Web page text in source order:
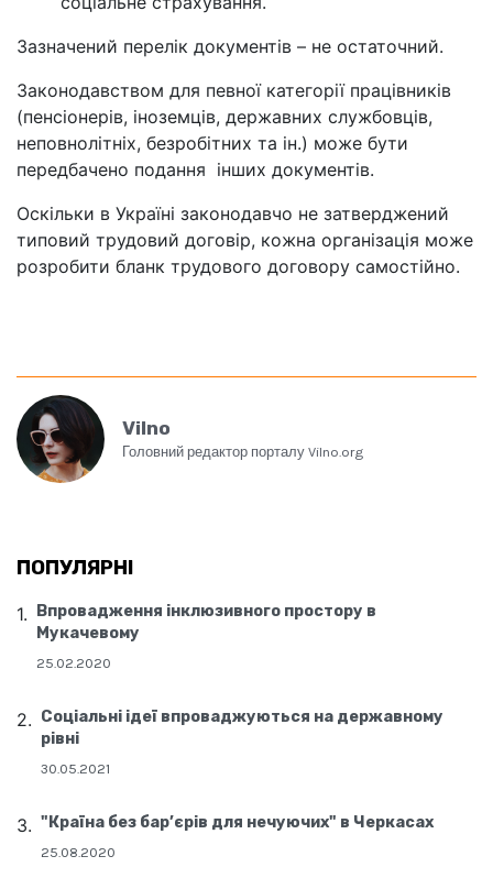
Зазначений перелік документів – не остаточний.
Законодавством для певної категорії працівників
(пенсіонерів, іноземців, державних службовців,
неповнолітніх, безробітних та ін.) може бути
передбачено подання інших документів.
Оскільки в Україні законодавчо не затверджений
типовий трудовий договір, кожна організація може
розробити бланк трудового договору самостійно.
Vilno
Головний редактор порталу Vilno.org
ПОПУЛЯРНІ
Впровадження інклюзивного простору в
Мукачевому
25.02.2020
Соціальні ідеї впроваджуються на державному
рівні
30.05.2021
"Країна без бар’єрів для нечуючих" в Черкасах
25.08.2020